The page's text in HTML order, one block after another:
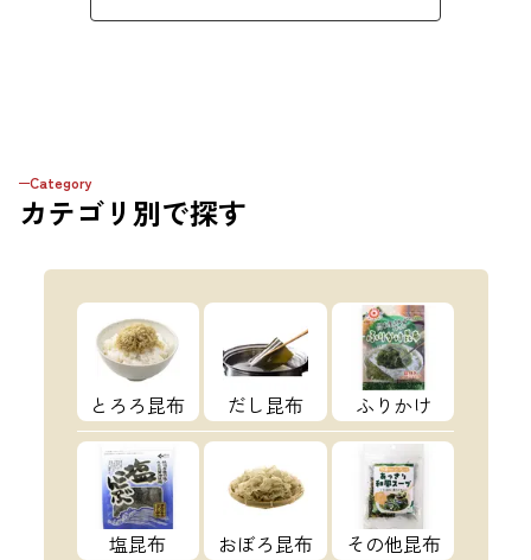
Category
カテゴリ 別で探す
とろろ昆布 だし昆布 ふりかけ
塩昆布 おぼろ昆布 その他昆布